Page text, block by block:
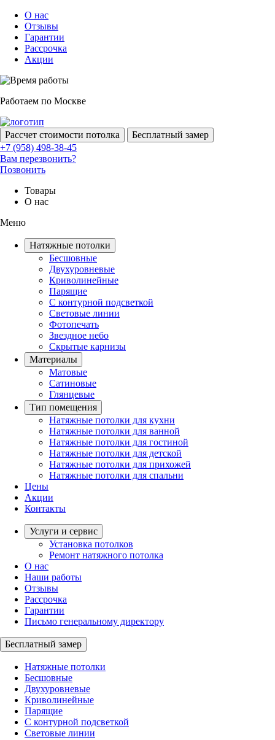
О нас
Отзывы
Гарантии
Рассрочка
Акции
Работаем по Москве
Рассчет стоимости потолка
Бесплатный замер
+7 (958) 498-38-45
Вам перезвонить?
Позвонить
Товары
О нас
Меню
Натяжные потолки
Бесшовные
Двухуровневые
Криволинейные
Парящие
С контурной подсветкой
Световые линии
Фотопечать
Звездное небо
Скрытые карнизы
Материалы
Матовые
Сатиновые
Глянцевые
Тип помещения
Натяжные потолки для кухни
Натяжные потолки для ванной
Натяжные потолки для гостиной
Натяжные потолки для детской
Натяжные потолки для прихожей
Натяжные потолки для спальни
Цены
Акции
Контакты
Услуги и сервис
Установка потолков
Ремонт натяжного потолка
О нас
Наши работы
Отзывы
Рассрочка
Гарантии
Письмо генеральному директору
Бесплатный замер
Натяжные потолки
Бесшовные
Двухуровневые
Криволинейные
Парящие
С контурной подсветкой
Световые линии